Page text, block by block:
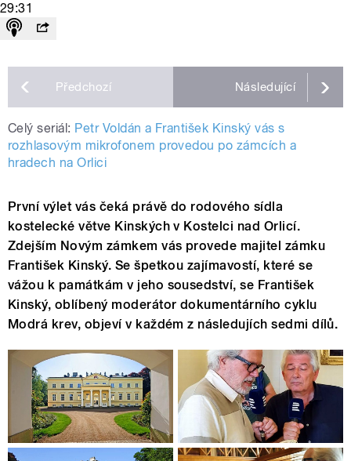
29:31
Předchozí Následující
Celý seriál: Petr Voldán a František Kinský vás s
rozhlasovým mikrofonem provedou po zámcích a
hradech na Orlici
První výlet vás čeká právě do rodového sídla
kostelecké větve Kinských v Kostelci nad Orlicí.
Zdejším Novým zámkem vás provede majitel zámku
František Kinský. Se špetkou zajímavostí, které se
vážou k památkám v jeho sousedství, se František
Kinský, oblíbený moderátor dokumentárního cyklu
Modrá krev, objeví v každém z následujích sedmi dílů.